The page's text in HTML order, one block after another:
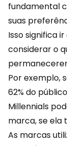
fundamental
suas
Isso significa
considerar o
Por exemplo,
62% do
Millennials
marca, se ela
As marcas